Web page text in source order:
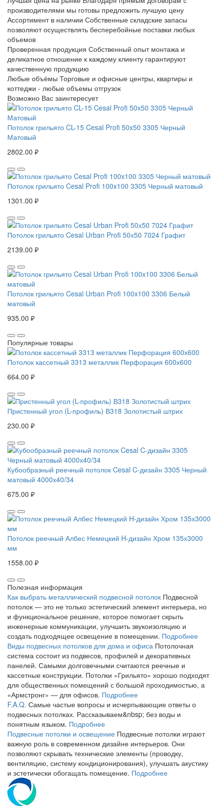
производителями мы готовы предложить лучшую цену
Ассортимент в наличии Собственные складские запасы
позволяют осуществлять бесперебойные поставки любых
объемов
Проверенная продукция Собственный опыт монтажа и
деликатное отношение к каждому клиенту гарантируют
качественную продукцию
Любые объёмы Торговые и офисные центры, квартиры и
коттеджи - любые объемы отгрузок
Возможно Вас заинтересует
Потолок грильято CL-15 Cesal Profi 50x50 3305 Черный
Матовый
2802.00 ₽
Потолок грильято Cesal Profi 100x100 3305 Черный матовый
1301.00 ₽
Потолок грильято Cesal Urban Profi 50х50 7024 Графит
2139.00 ₽
Потолок грильято Cesal Urban Profi 100x100 3306 Белый
матовый
935.00 ₽
Популярные товары
Потолок кассетный 3313 металлик Перфорация 600х600
664.00 ₽
Пристенный угол (L-профиль) В318 Золотистый штрих
230.00 ₽
Кубообразный реечный потолок Cesal C-дизайн 3305 Черный
матовый 4000х40/34
675.00 ₽
Потолок реечный Албес Немецкий H-дизайн Хром 135х3000
мм
1558.00 ₽
Полезная информация
Как выбрать металлический подвесной потолок Подвесной
потолок — это не только эстетический элемент интерьера, но
и функциональное решение, которое помогает скрыть
инженерные коммуникации, улучшить звукоизоляцию и
создать подходящее освещение в помещении. Подробнее
Виды подвесных потолков для дома и офиса Потолочная
система состоит из подвесов, профилей и декоративных
панелей. Самыми долговечными считаются реечные и
кассетные конструкции. Потолки «Грильято» хорошо подходят
для общественных помещений с большой проходимостью, а
«Армстронг» — для офисов. Подробнее
F.A.Q. Самые частые вопросы и исчерпывающие ответы о
подвесных потолках. Рассказываем&nbsp; без воды и
понятным языком. Подробнее
Подвесные потолки и освещение Подвесные потолки играют
важную роль в современном дизайне интерьеров. Они
позволяют скрывать технические элементы (проводку,
вентиляцию, систему кондиционирования), улучшать акустику
и эстетически обогащать помещение. Подробнее